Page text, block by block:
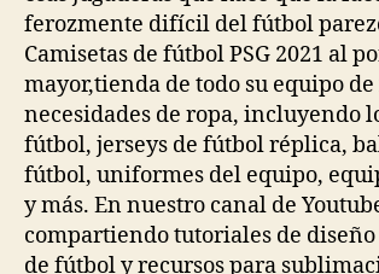
ferozmente difícil del fútbol
Camisetas de fútbol PSG 2021 al
mayor,tienda de todo su equipo
necesidades de ropa, incluyendo
fútbol, jerseys de fútbol réplica,
fútbol, uniformes del equipo,
y más. En nuestro canal de
compartiendo tutoriales de diseño
de fútbol y recursos para